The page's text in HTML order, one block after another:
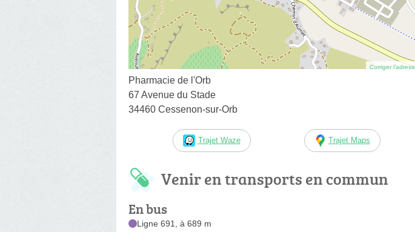
Corriger
Pharmacie de l'Orb
67 Avenue du Stade
34460 Cessenon-sur-Orb
Trajet Waze Trajet Maps
Venir en transports en commun
En bus
Ligne 691, à 689 m